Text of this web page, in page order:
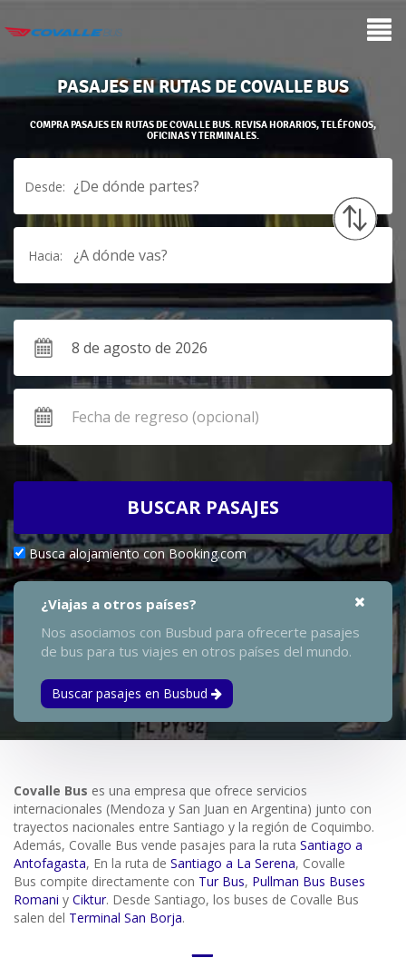
PASAJES EN RUTAS DE COVALLE BUS
COMPRA PASAJES EN RUTAS DE COVALLE BUS. REVISA HORARIOS, TELÉFONOS,
OFICINAS Y TERMINALES.
Desde: ¿De dónde partes?
Hacia: ¿A dónde vas?
BUSCAR PASAJES
Busca alojamiento con Booking.com
¿Viajas a otros países?
Nos asociamos con Busbud para ofrecerte pasajes
de bus para tus viajes en otros países del mundo.
Buscar pasajes en Busbud
Covalle Bus es una empresa que ofrece servicios
internacionales (Mendoza y San Juan en Argentina) junto con
trayectos nacionales entre Santiago y la región de Coquimbo.
Además, Covalle Bus vende pasajes para la ruta Santiago a
Antofagasta, En la ruta de Santiago a La Serena, Covalle
Bus compite directamente con Tur Bus, Pullman Bus Buses
Romani y Ciktur. Desde Santiago, los buses de Covalle Bus
salen del Terminal San Borja.